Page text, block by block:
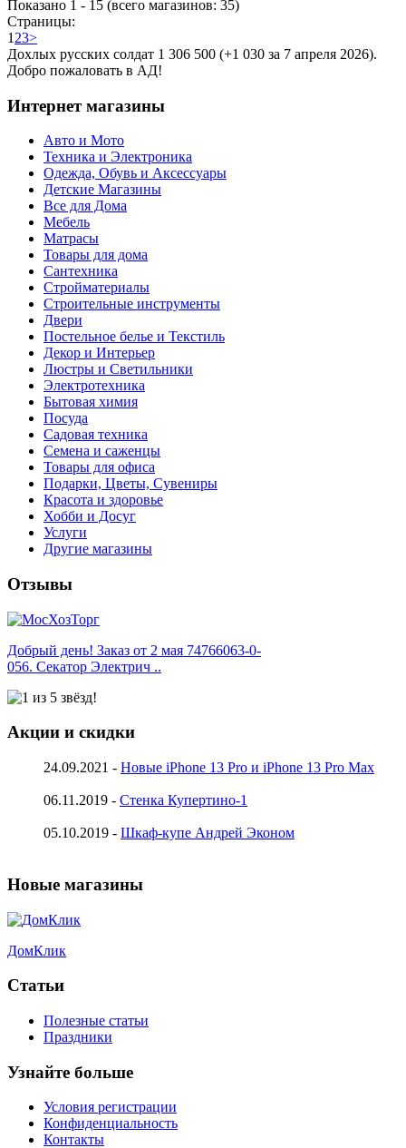
Показано 1 - 15 (всего магазинов: 35)
Страницы:
1 23>
Дохлых русских солдат 1 306 500 (+1 030 за 7 апреля 2026).
Добро пожаловать в АД!
Интернет магазины
Авто и Мото
Техника и Электроника
Одежда, Обувь и Аксессуары
Детские Магазины
Все для Дома
Мебель
Матрасы
Товары для дома
Сантехника
Стройматериалы
Строительные инструменты
Двери
Постельное белье и Текстиль
Декор и Интерьер
Люстры и Светильники
Электротехника
Бытовая химия
Посуда
Садовая техника
Семена и саженцы
Товары для офиса
Подарки, Цветы, Сувениры
Красота и здоровье
Хобби и Досуг
Услуги
Другие магазины
Отзывы
Добрый день! Заказ от 2 мая 74766063-0-
056. Секатор Электрич ..
Акции и скидки
24.09.2021 - Новые iPhone 13 Pro и iPhone 13 Pro Max
06.11.2019 - Стенка Купертино-1
05.10.2019 - Шкаф-купе Андрей Эконом
Новые магазины
ДомКлик
Статьи
Полезные статьи
Праздники
Узнайте больше
Условия регистрации
Конфиденциальность
Контакты